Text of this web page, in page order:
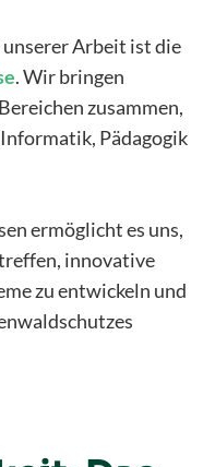
Arbeit ist die
. Wir bringen
zusammen,
Pädagogik
ermöglicht es uns,
innovative
zu entwickeln und